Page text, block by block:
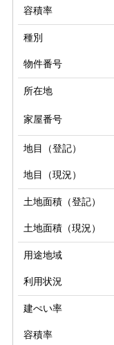
容積率
種別
物件番号
所在地
家屋番号
地目（登記）
地目（現況）
土地面積（登記）
土地面積（現況）
用途地域
利用状況
建ぺい率
容積率